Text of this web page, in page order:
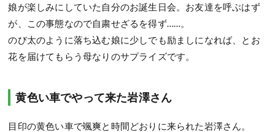
娘が楽しみにしていた自分のお誕生日会。お友達を呼ぶはず
が、この事態なので自粛せざるを得ず……。
のび太のように落ち込む娘に少しでも励ましになれば、とお
花を届けてもらう母なりのサプライズです。
黄色い車でやって来た岩澤さん
目印の黄色い車で颯爽と時間どおりに来られた岩澤さん。